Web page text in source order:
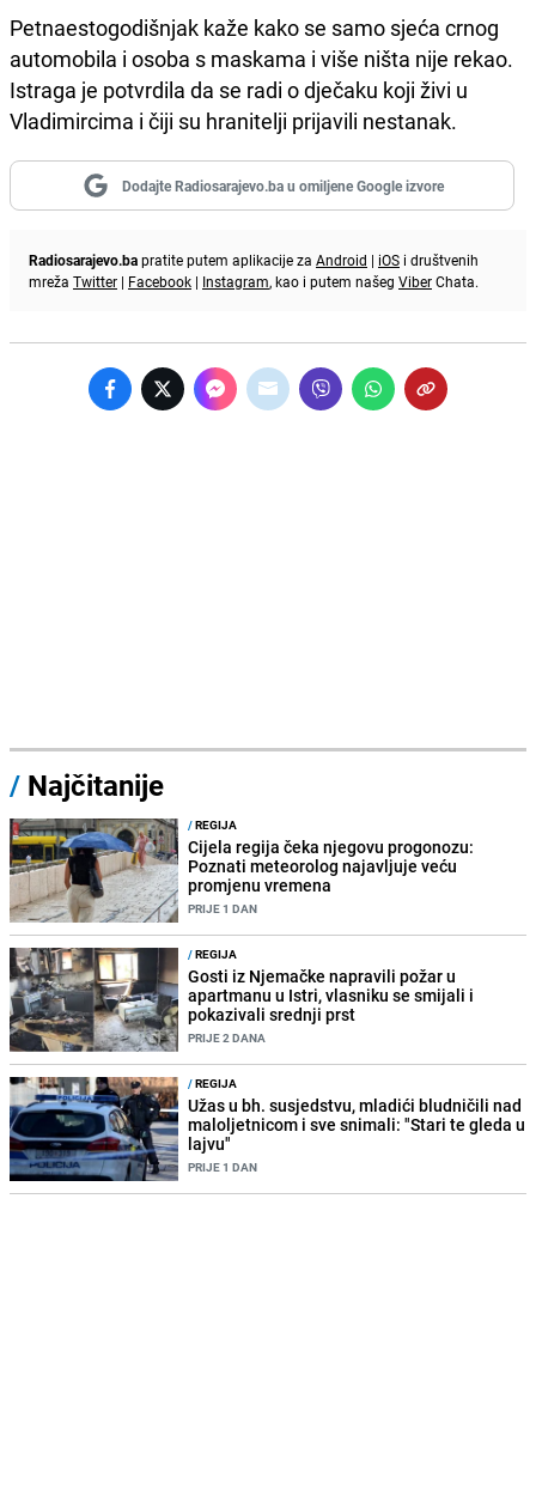
Petnaestogodišnjak kaže kako se samo sjeća crnog
automobila i osoba s maskama i više ništa nije rekao.
Istraga je potvrdila da se radi o dječaku koji živi u
Vladimircima i čiji su hranitelji prijavili nestanak.
Dodajte Radiosarajevo.ba u omiljene Google izvore
Radiosarajevo.bapratite putem aplikacije za Android | iOS i društvenih
mreža Twitter | Facebook | Instagram, kao i putem našeg ViberChata.
/ Najčitanije
/REGIJA
Cijela regija čeka njegovu progonozu:
Poznati meteorolog najavljuje veću
promjenu vremena
PRIJE 1 DAN
/REGIJA
Gosti iz Njemačke napravili požar u
apartmanu u Istri, vlasniku se smijali i
pokazivali srednji prst
PRIJE 2 DANA
/REGIJA
Užas u bh. susjedstvu, mladići bludničili nad
maloljetnicom i sve snimali: "Stari te gleda u
lajvu"
PRIJE 1 DAN